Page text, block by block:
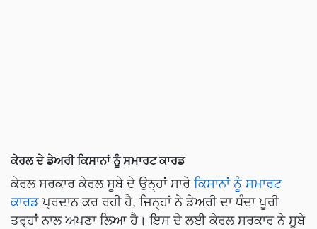
ਕੇਰਲ ਦੇ ਡੇਅਰੀ ਕਿਸਾਨਾਂ ਨੂੰ ਸਮਾਰਟ ਕਾਰਡ
ਕੇਰਲ ਸਰਕਾਰ ਕੇਰਲ ਸੂਬੇ ਦੇ ਉਨ੍ਹਾਂ ਸਾਰੇ ਕਿਸਾਨਾਂ ਨੂੰ ਸਮਾਰਟ
ਕਾਰਡ ਪ੍ਰਦਾਨ ਕਰ ਰਹੀ ਹੈ, ਜਿਨ੍ਹਾਂ ਨੇ ਡੇਅਰੀ ਦਾ ਧੰਦਾ ਪੂਰੀ
ਤਰ੍ਹਾਂ ਨਾਲ ਅਪਣਾ ਲਿਆ ਹੈ। ਇਸ ਦੇ ਲਈ ਕੇਰਲ ਸਰਕਾਰ ਨੇ ਸੂਬੇ